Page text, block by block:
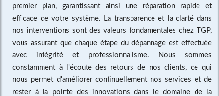
premier plan, garantissant ainsi une réparation rapide et
efficace de votre système. La transparence et la clarté dans
nos interventions sont des valeurs fondamentales chez TGP,
vous assurant que chaque étape du dépannage est effectuée
avec intégrité et professionnalisme. Nous sommes
constamment à l'écoute des retours de nos clients, ce qui
nous permet d'améliorer continuellement nos services et de
rester à la pointe des innovations dans le domaine de la